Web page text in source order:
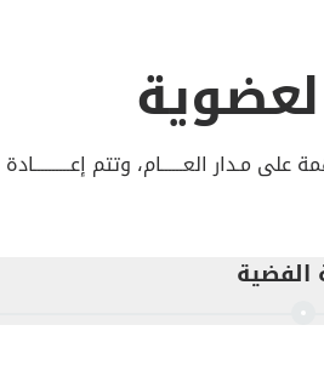
وتتم إعــــــــــادة
الفضية